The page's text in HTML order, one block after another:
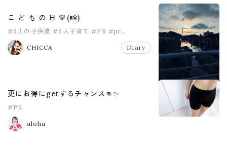
こ ど も の 日 💙(📸)
#6人の子供達 #6人子育て #PR #pr
#こどもの日
CHICCA
Diary
更にお得にgetするチャンス👊✨
#PR
aloha